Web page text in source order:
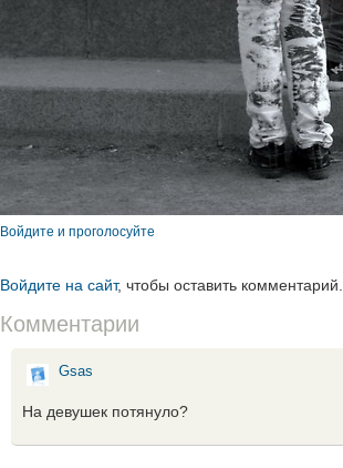
Войдите и проголосуйте
Войдите на сайт, чтобы оставить комментарий.
Комментарии
Gsas
На девушек потянуло?